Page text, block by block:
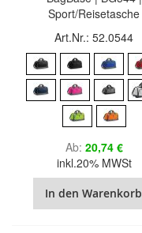
Sport/Reisetasche
Art.Nr.: 52.0544
Ab 20,74 €
inkl.20% MWSt
In den Warenkorb